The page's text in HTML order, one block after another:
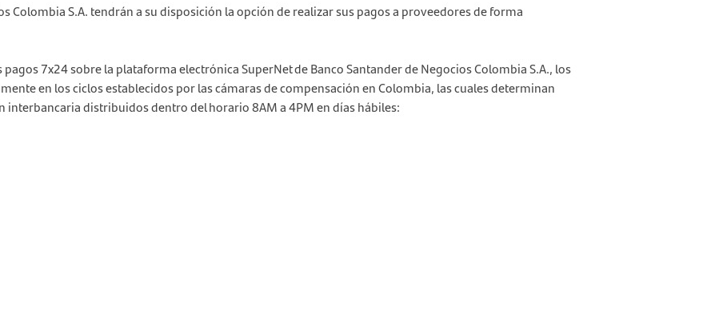
Colombia S.A. tendrán a su disposición la opción de realizar sus pagos a proveedores de forma
7x24 sobre la plataforma electrónica SuperNet de Banco Santander de Negocios Colombia S.A., los
en los ciclos establecidos por las cámaras de compensación en Colombia, las cuales determinan
interbancaria distribuidos dentro del horario 8AM a 4PM en días hábiles: